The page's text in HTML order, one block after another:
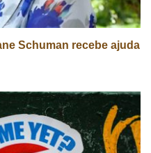
Schuman recebe ajuda